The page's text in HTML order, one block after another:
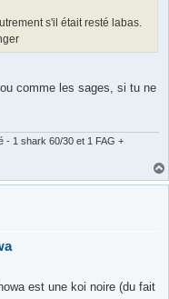
s'il était resté labas.
comme les sages, si tu ne
- 1 shark 60/30 et 1 FAG +
est une koi noire (du fait